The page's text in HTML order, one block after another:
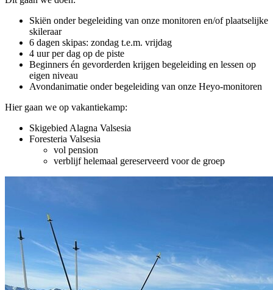
Skiën onder begeleiding van onze monitoren en/of plaatselijke
skileraar
6 dagen skipas: zondag t.e.m. vrijdag
4 uur per dag op de piste
Beginners én gevorderden krijgen begeleiding en lessen op
eigen niveau
Avondanimatie onder begeleiding van onze Heyo-monitoren
Hier gaan we op vakantiekamp:
Skigebied Alagna Valsesia
Foresteria Valsesia
vol pension
verblijf helemaal gereserveerd voor de groep